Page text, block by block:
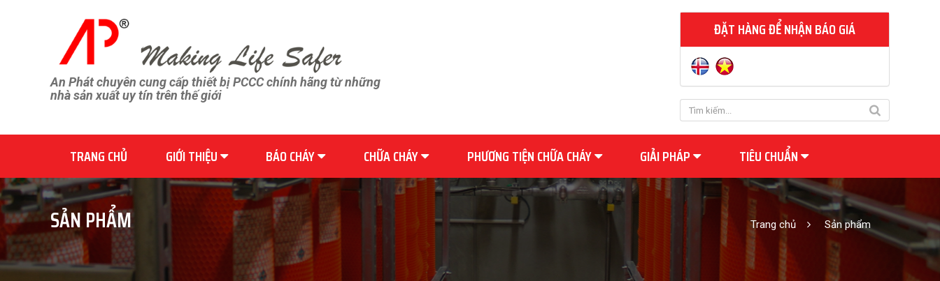
An Phát chuyên cung cấp thiết bị PCCC chính hãng từ những
nhà sản xuất uy tín trên thế giới
ĐẶT HÀNG ĐỂ NHẬN BÁO GIÁ
TRANG CHỦ GIỚI THIỆU BÁO CHÁY CHỮA CHÁY PHƯƠNG TIỆN CHỮA CHÁY GIẢI PHÁP TIÊU CHUẨN
SẢN PHẨM Trang chủ Sản phẩm